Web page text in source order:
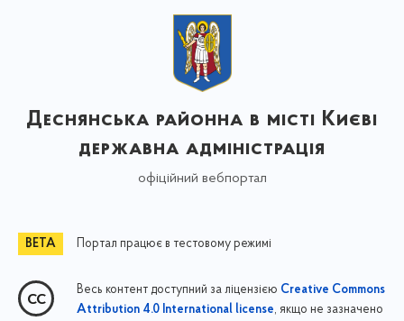
Деснянська районна в місті Києві
державна адміністрація
офіційний вебпортал
Портал працює в тестовому режимі
Весь контент доступний за ліцензією Creative Commons
Attribution 4.0 International license, якщо не зазначено